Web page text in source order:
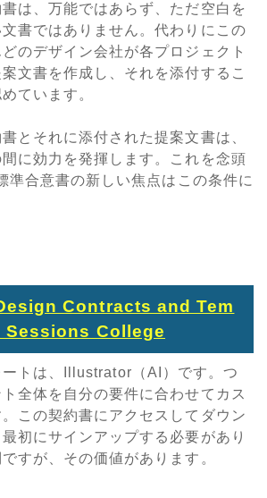
は、万能ではあらず、ただ空白を
書ではありません。代わりにこの
のデザイン会社が各プロジェクト
文書を作成し、それを添付するこ
ています。
とそれに添付された提案文書は、
に効力を発揮します。これを念頭
準合意書の新しい焦点はこの条件に
Contracts and Tem
Sessions College
トは、Illustrator（AI）です。つ
全体を自分の要件に合わせてカス
この契約書にアクセスしてダウン
初にサインアップする必要があり
すが、その価値があります。